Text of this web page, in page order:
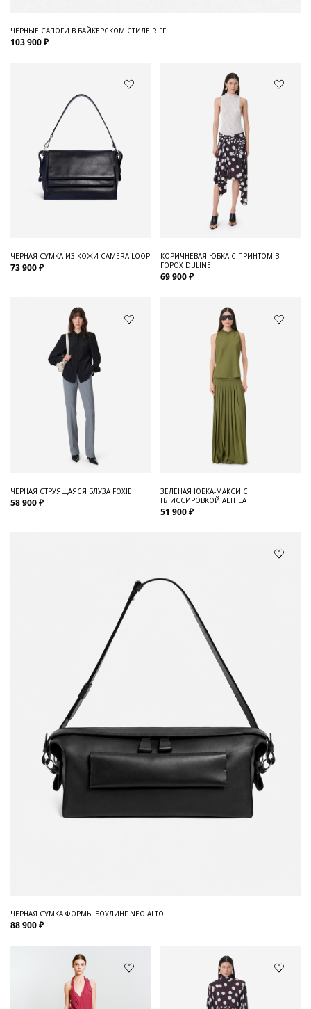
ЧЕРНЫЕ САПОГИ В БАЙКЕРСКОМ СТИЛЕ RIFF
103 900 ₽
ЧЕРНАЯ СУМКА ИЗ КОЖИ CAMERA LOOP
73 900 ₽
КОРИЧНЕВАЯ ЮБКА С ПРИНТОМ В
ГОРОХ DULINE
69 900 ₽
ЧЕРНАЯ СТРУЯЩАЯСЯ БЛУЗА FOXIE
58 900 ₽
ЗЕЛЕНАЯ ЮБКА-МАКСИ С
ПЛИССИРОВКОЙ ALTHEA
51 900 ₽
ЧЕРНАЯ СУМКА ФОРМЫ БОУЛИНГ NEO ALTO
88 900 ₽